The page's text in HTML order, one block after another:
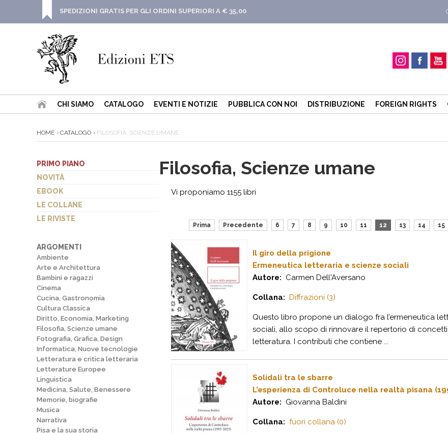
SPEDIZIONI GRATIS PER GLI ORDINI SUPERIORI A € 35,00
CHI SIAMO CATALOGO EVENTI E NOTIZIE PUBBLICA CON NOI DISTRIBUZIONE FOREIGN RIGHTS
HOME CATALOGO FILOSOFIA, SCIENZE UMANE
PRIMO PIANO
NOVITÀ
EBOOK
LE COLLANE
LE RIVISTE
ARGOMENTI
Ambiente
Arte e Architettura
Bambini e ragazzi
Cinema
Cucina, Gastronomia
Cultura Classica
Diritto, Economia, Marketing
Filosofia, Scienze umane
Fotografia, Grafica, Design
Informatica, Nuove tecnologie
Letteratura e critica letteraria
Letterature Europee
Linguistica
Medicina, Salute, Benessere
Memorie, biografie
Musica
Narrativa
Pisa e la sua storia
Filosofia, Scienze umane
Vi proponiamo 1155 libri
Prima Precedente 6 7 8 9 10 11 12 13 14 15
Il giro della prigione
Ermeneutica letteraria e scienze sociali
Autore: Carmen Dell'Aversano
Collana: Diffrazioni (3)
Questo libro propone un dialogo fra l’ermeneutica
sociali, allo scopo di rinnovare il repertorio di
letteratura. I contributi che contiene ...
Solidali tra le sbarre
L’esperienza di Controluce nella realtà pisana
Autore: Giovanna Baldini
Collana: fuori collana (0)